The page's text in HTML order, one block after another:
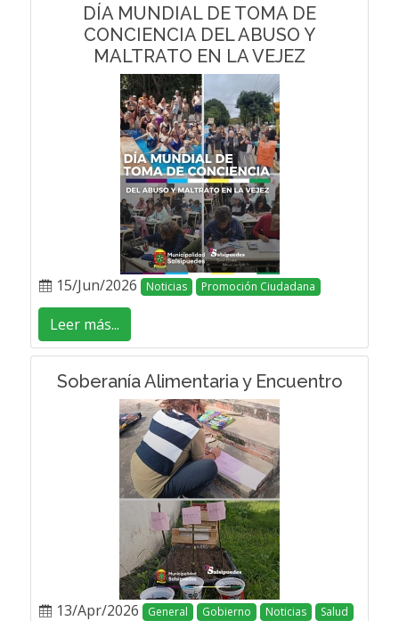
DÍA MUNDIAL DE TOMA DE
CONCIENCIA DEL ABUSO Y
MALTRATO EN LA VEJEZ
15/Jun/2026 Noticias Promoción Ciudadana
Leer más...
Soberanía Alimentaria y Encuentro
13/Apr/2026 General Gobierno Noticias
Salud